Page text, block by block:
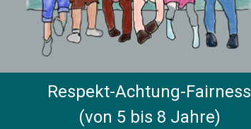
Respekt-Achtung-Fairness
(von 5 bis 8 Jahre)